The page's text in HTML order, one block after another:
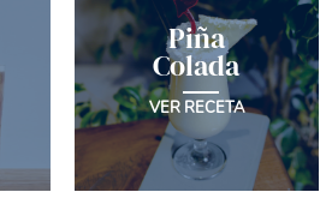
Piña
Colada
VER RECETA